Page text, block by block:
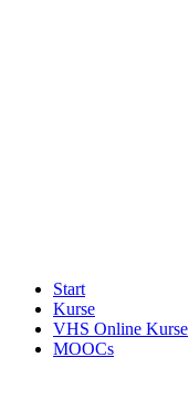
Start
Kurse
VHS Online Kurse
MOOCs